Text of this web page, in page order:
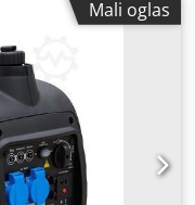
Mali oglas